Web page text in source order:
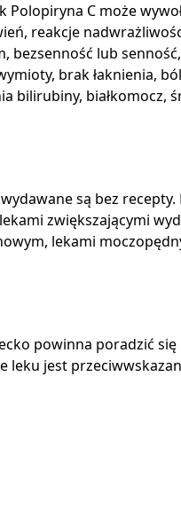
C może
reakcje
bezsenność lub
brak łaknienia,
bilirubiny, białkomocz,
są bez recepty.
zwiększającymi
lekami
powinna poradzić
leku jest